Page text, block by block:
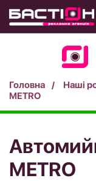
Головна Наші
METRO
METRO